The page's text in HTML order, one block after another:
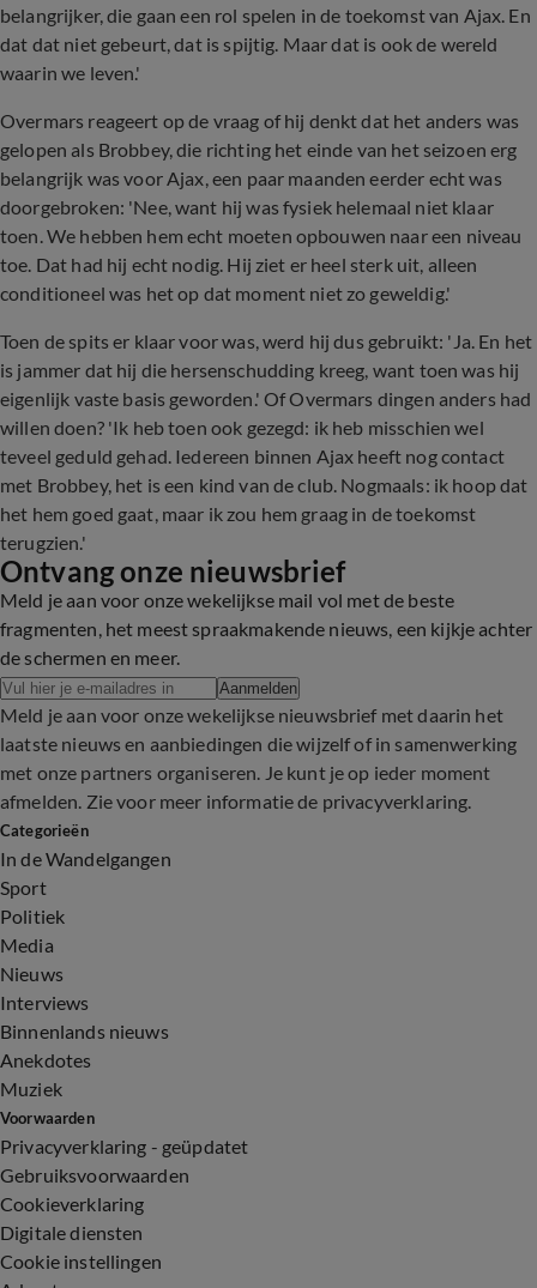
belangrijker, die gaan een rol spelen in de toekomst van Ajax. En
dat dat niet gebeurt, dat is spijtig. Maar dat is ook de wereld
waarin we leven.'
Overmars reageert op de vraag of hij denkt dat het anders was
gelopen als Brobbey, die richting het einde van het seizoen erg
belangrijk was voor Ajax, een paar maanden eerder echt was
doorgebroken: 'Nee, want hij was fysiek helemaal niet klaar
toen. We hebben hem echt moeten opbouwen naar een niveau
toe. Dat had hij echt nodig. Hij ziet er heel sterk uit, alleen
conditioneel was het op dat moment niet zo geweldig.'
Toen de spits er klaar voor was, werd hij dus gebruikt: 'Ja. En het
is jammer dat hij die hersenschudding kreeg, want toen was hij
eigenlijk vaste basis geworden.' Of Overmars dingen anders had
willen doen? 'Ik heb toen ook gezegd: ik heb misschien wel
teveel geduld gehad. Iedereen binnen Ajax heeft nog contact
met Brobbey, het is een kind van de club. Nogmaals: ik hoop dat
het hem goed gaat, maar ik zou hem graag in de toekomst
terugzien.'
Ontvang onze nieuwsbrief
Meld je aan voor onze wekelijkse mail vol met de beste
fragmenten, het meest spraakmakende nieuws, een kijkje achter
de schermen en meer.
Aanmelden
Meld je aan voor onze wekelijkse nieuwsbrief met daarin het
laatste nieuws en aanbiedingen die wijzelf of in samenwerking
met onze partners organiseren. Je kunt je op ieder moment
afmelden. Zie voor meer informatie de privacyverklaring.
Categorieën
In de Wandelgangen
Sport
Politiek
Media
Nieuws
Interviews
Binnenlands nieuws
Anekdotes
Muziek
Voorwaarden
Privacyverklaring - geüpdatet
Gebruiksvoorwaarden
Cookieverklaring
Digitale diensten
Cookie instellingen